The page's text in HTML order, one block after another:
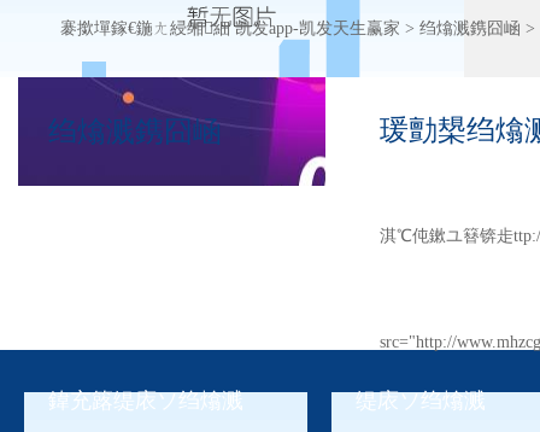
褰撳墠鎵€鍦ㄤ綅缃細凯发app-凯发天生赢家 > 绉熻溅鎸囧崡 >
绉熻溅鎸囧崡 瑗勯槼绉熻
淇℃伅鏉ユ簮锛歨
src="http://
鍏充簬缇庡ソ绉熻溅 缇庡ソ绉熻溅